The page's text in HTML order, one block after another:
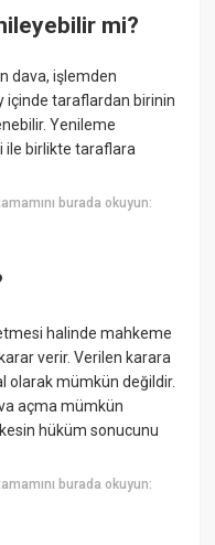
mi?
dava, işlemden
içinde taraflardan birinin
Yenileme
ile birlikte taraflara
burada okuyun:
etmesi halinde mahkeme
verir. Verilen karara
olarak mümkün değildir.
açma mümkün
hüküm sonucunu
burada okuyun: